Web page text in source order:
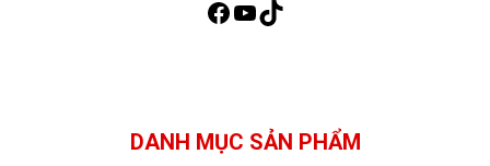
DANH MỤC SẢN PHẨM